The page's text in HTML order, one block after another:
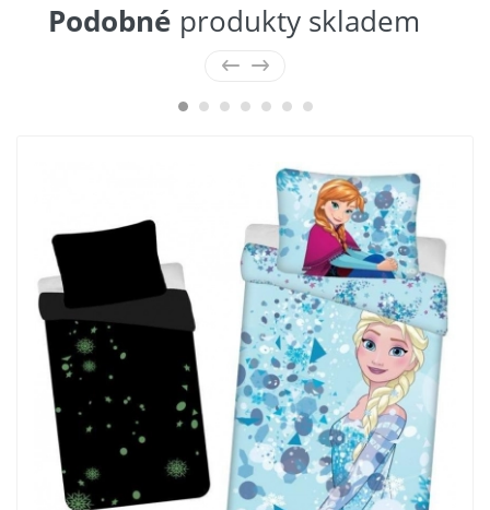
Podobné produkty skladem